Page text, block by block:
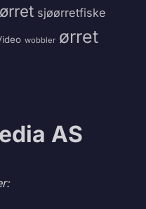
sjøørretfiske
wobbler ørret
AS